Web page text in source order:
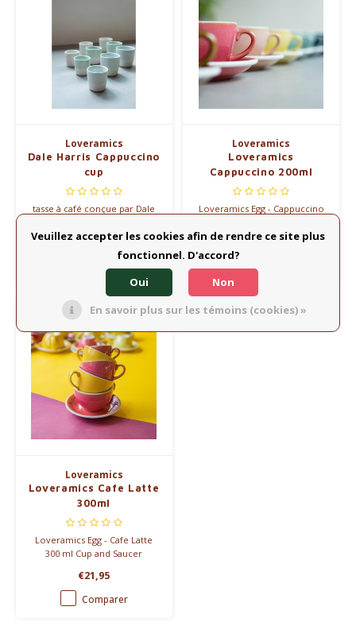
Loveramics
Dale Harris Cappuccino
cup
tasse à café conçue par Dale
Barrista 2017
€12,00
Comparer
Loveramics
Loveramics
Cappuccino 200ml
Loveramics Egg - Cappuccino
Comparer
Loveramics
Loveramics Cafe Latte
300ml
Loveramics Egg - Cafe Latte
300 ml Cup and Saucer
€21,95
Comparer
Veuillez accepter les cookies afin de rendre ce site plus
fonctionnel. D'accord?
Oui
Non
En savoir plus sur les témoins (cookies) »